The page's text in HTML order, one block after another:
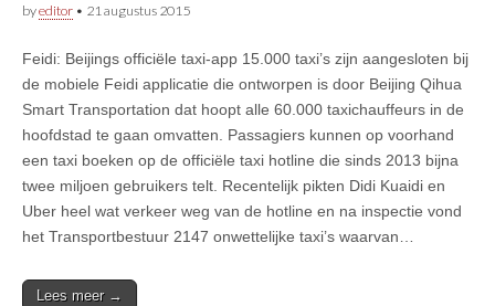
byeditor • 21 augustus 2015
Feidi: Beijings officiële taxi-app 15.000 taxi’s zijn aangesloten bij
de mobiele Feidi applicatie die ontworpen is door Beijing Qihua
Smart Transportation dat hoopt alle 60.000 taxichauffeurs in de
hoofdstad te gaan omvatten. Passagiers kunnen op voorhand
een taxi boeken op de officiële taxi hotline die sinds 2013 bijna
twee miljoen gebruikers telt. Recentelijk pikten Didi Kuaidi en
Uber heel wat verkeer weg van de hotline en na inspectie vond
het Transportbestuur 2147 onwettelijke taxi’s waarvan…
Lees meer →